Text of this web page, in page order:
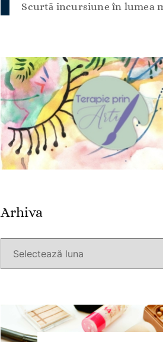
Scurtă incursiune în lumea
Arhiva